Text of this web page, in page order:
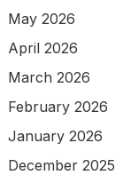
May 2026
April 2026
March 2026
February 2026
January 2026
December 2025